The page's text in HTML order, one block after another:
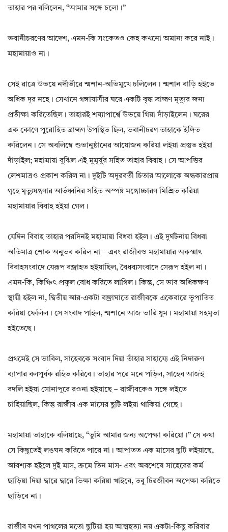
তাহার পর বলিলেন, “আমার সঙ্গে চলো।”
ভবানীচরণের আদেশ, এমন-কি সংকেতও কেহ কখনো অমান্য করে নাই।
মহামায়াও না।
সেই রাত্রে উভয়ে নদীতীরে শ্মশান-অভিমুখে চলিলেন। শ্মশান বাড়ি হইতে
অধিক দূর নহে। সেখানে গঙ্গাযাত্রীর ঘরে একটি বৃদ্ধ ব্রাহ্মণ মৃত্যুর জন্য
প্রতীক্ষা করিতেছিল। তাহারই শয্যাপার্শ্বে উভয়ে গিয়া দাঁড়াইলেন। ঘরের
এক কোণে পুরোহিত ব্রাহ্মণ উপস্থিত ছিল, ভবানীচরণ তাহাকে ইঙ্গিত
করিলেন। সে অবলিম্বে শুভানুষ্ঠানের আয়োজন করিয়া লইয়া প্রস্তুত হইয়া
দাঁড়াইল; মহামায়া বুঝিল এই মুমূর্ষুর সহিত তাহার বিবাহ। সে আপত্তির
লেশমাত্রও প্রকাশ করিল না। দুইটি অদূরবর্তী চিতার আলোকে অন্ধকারপ্রায়
গৃহে মৃত্যুযন্ত্রণার আর্তধ্বনির সহিত অস্পষ্ট মন্ত্রোচ্চারণ মিশ্রিত করিয়া
মহামায়ার বিবাহ হইয়া গেল।
যেদিন বিবাহ তাহার পরদিনই মহামায়া বিধবা হইল। এই দুর্ঘটনায় বিধবা
অতিমাত্র শোক অনুভব করিল না – এবং রাজীবও মহামায়ার অকস্মাৎ
বিবাহসংবাদে যেরূপ বজ্রাহত হইয়াছিল, বৈধব্যসংবাদে সেরূপ হইল না।
এমন-কি, কিঞ্চিৎ প্রফুল বোধ করিতে লাগিল। কিন্তু, সে ভাব অধিকক্ষণ
স্থায়ী হইল না, দ্বিতীয় আর-একটা বজ্রাঘাতে রাজীবকে একেবারে ভূপাতিত
করিয়া ফেলিল। সে সংবাদ পাইল, শ্মশানে আজ ভারি ধুম। মহামায়া সহমৃতা
হইতেছে।
প্রথমেই সে ভাবিল, সাহেবকে সংবাদ দিয়া তাঁহার সাহায্যে এই নিদারুণ
ব্যাপার বলপূর্বক রহিত করিবে। তাহার পরে মনে পড়িল, সাহেব আজই
বদলি হইয়া সোনাপুরে রওনা হইয়াছে – রাজীবকেও সঙ্গে লইতে
চাহিয়াছিল, কিন্তু রাজীব এক মাসের ছুটি লইয়া থাকিয়া গেছে।
মহামায়া তাহাকে বলিয়াছে, “তুমি আমার জন্য অপেক্ষা করিয়ো।” সে কথা
সে কিছুতেই লঙঘন করিতে পারে না। আপাতত এক মাসের ছুটি লইয়াছে,
আবশ্যক হইলে দুই মাস, ক্রমে তিন মাস- এবং অবশেষে সাহেবের কর্ম
ছাড়িয়া দিয়া দ্বারে দ্বারে ভিক্ষা করিয়া খাইবে, তবু চিরজীবন অপেক্ষা করিতে
ছাড়িবে না।
রাজীব যখন পাগলের মতো ছুটিয়া হয় আত্মহত্যা নয় একটা-কিছু করিবার